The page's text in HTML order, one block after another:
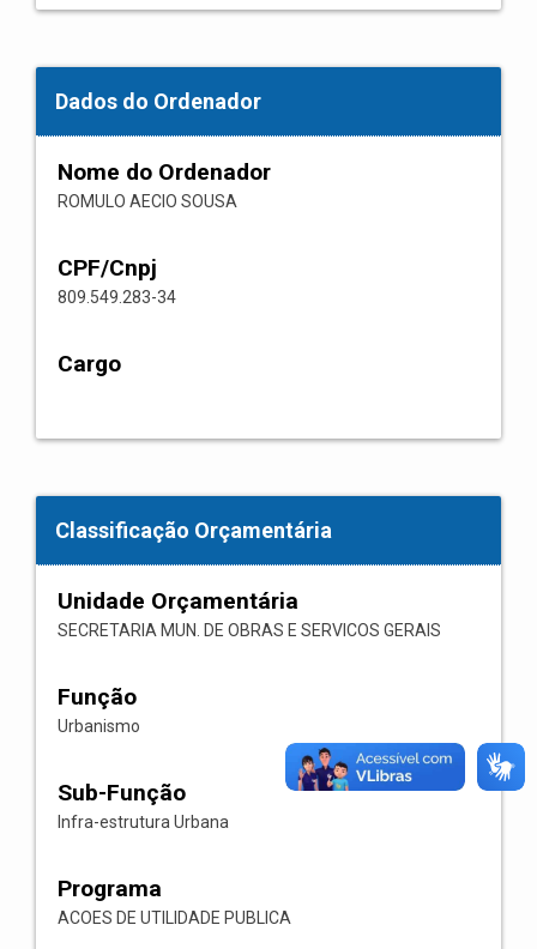
Dados do Ordenador
Nome do Ordenador
ROMULO AECIO SOUSA
CPF/Cnpj
809.549.283-34
Cargo
Classificação Orçamentária
Unidade Orçamentária
SECRETARIA MUN. DE OBRAS E SERVICOS GERAIS
Função
Urbanismo
Sub-Função
Infra-estrutura Urbana
Programa
ACOES DE UTILIDADE PUBLICA